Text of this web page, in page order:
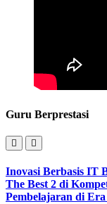
Guru Berprestasi
Inovasi Berbasis IT
The Best 2 di
Pembelajaran di